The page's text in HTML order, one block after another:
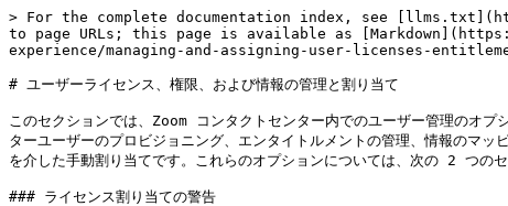
> For the complete documentation index, see
to page URLs; this page is available as
experience/managing-and-assigning-user-licenses-
# ユーザーライセンス、権限、および情報の管理と割り当て
このセクションでは、Zoom コンタクトセンター内でのユーザー管理のオ
ターユーザーのプロビジョニング、エンタイトルメントの管理、情報のマ
を介した手動割り当てです。これらのオプションについては、次の 2 つのセ
### ライセンス割り当ての警告